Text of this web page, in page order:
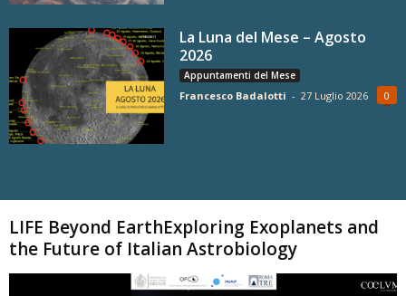
La Luna del Mese – Agosto
2026
Appuntamenti del Mese
Francesco Badalotti - 27 Luglio 2026 0
LIFE Beyond EarthExploring Exoplanets and
the Future of Italian Astrobiology